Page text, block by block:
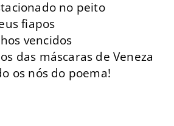
no peito
fiapos
vencidos
das máscaras de Veneza
os nós do poema!